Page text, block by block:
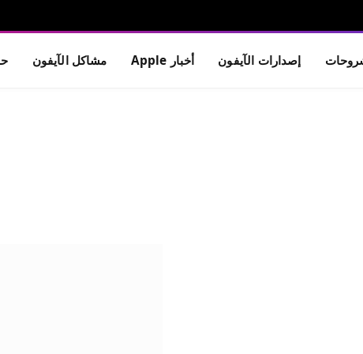
إصدارات الآيفون أخبار Apple مشاكل الآيفون